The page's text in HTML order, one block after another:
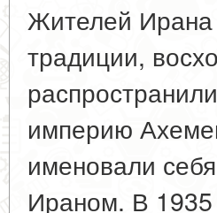
Жителей Ирана
традиции,
империю
именовали
Ираном. В 1935